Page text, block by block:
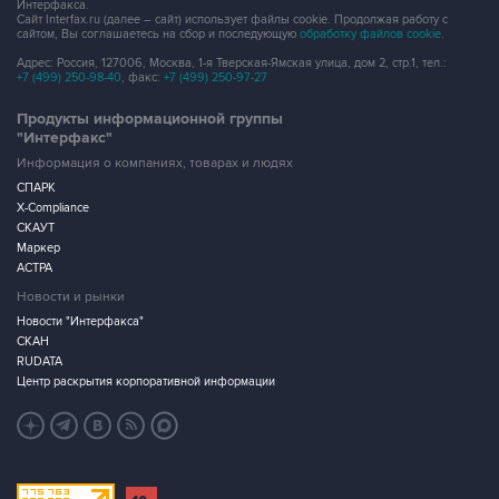
Интерфакса.
Сайт Interfax.ru (далее – сайт) использует файлы cookie. Продолжая работу с
сайтом, Вы соглашаетесь на сбор и последующую обработку файлов cookie.
Адрес: Россия, 127006, Москва, 1-я Тверская-Ямская улица, дом 2, стр.1, тел.:
+7 (499) 250-98-40, факс: +7 (499) 250-97-27
Продукты информационной группы
"Интерфакс"
Информация о компаниях, товарах и людях
СПАРК
X-Compliance
СКАУТ
Маркер
АСТРА
Новости и рынки
Новости "Интерфакса"
СКАН
RUDATA
Центр раскрытия корпоративной информации